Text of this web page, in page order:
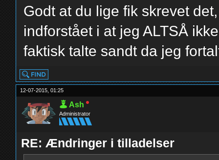
Godt at du lige fik skrevet
indforstået i at jeg ALTSÅ
faktisk talte sandt da jeg
12-07-2015, 01:25
Ash
Administrator
RE: Ændringer i tilladelser